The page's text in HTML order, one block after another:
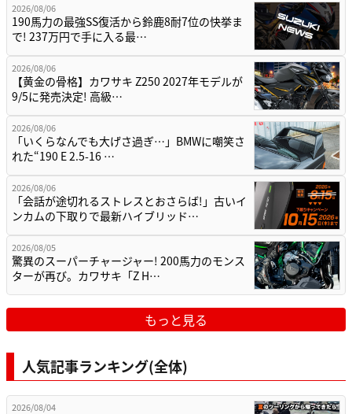
2026/08/06
190馬力の最強SS復活から鈴鹿8耐7位の快挙ま
で! 237万円で手に入る最…
2026/08/06
【黄金の骨格】カワサキ Z250 2027年モデルが
9/5に発売決定! 高級…
2026/08/06
「いくらなんでも大げさ過ぎ…」BMWに嘲笑さ
れた“190 E 2.5-16 …
2026/08/06
「会話が途切れるストレスとおさらば!」古いイ
ンカムの下取りで最新ハイブリッド…
2026/08/05
驚異のスーパーチャージャー! 200馬力のモンス
ターが再び。カワサキ「Z H…
もっと見る
人気記事ランキング(全体)
2026/08/04